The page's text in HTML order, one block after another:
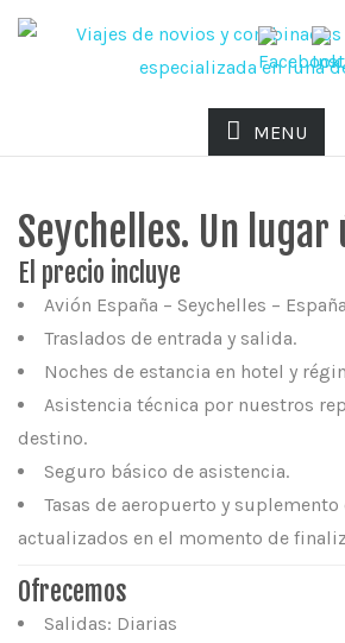
MENU
Seychelles. Un lugar
El precio incluye
Avión España – Seychelles –
Traslados de entrada y salida.
Noches de estancia en hotel y
Asistencia técnica por nuestros
destino.
Seguro básico de asistencia.
Tasas de aeropuerto y
actualizados en el momento de
Ofrecemos
Salidas: Diarias